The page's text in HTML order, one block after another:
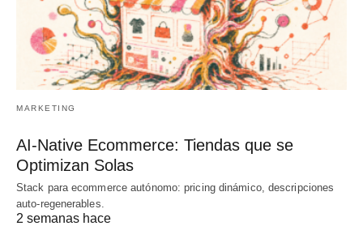
MARKETING
AI-Native Ecommerce: Tiendas que se
Optimizan Solas
Stack para ecommerce autónomo: pricing dinámico, descripciones
auto-regenerables.
2 semanas hace